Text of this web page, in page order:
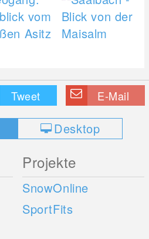
Tweet E-Mail
Desktop
Projekte
SnowOnline
SportFits